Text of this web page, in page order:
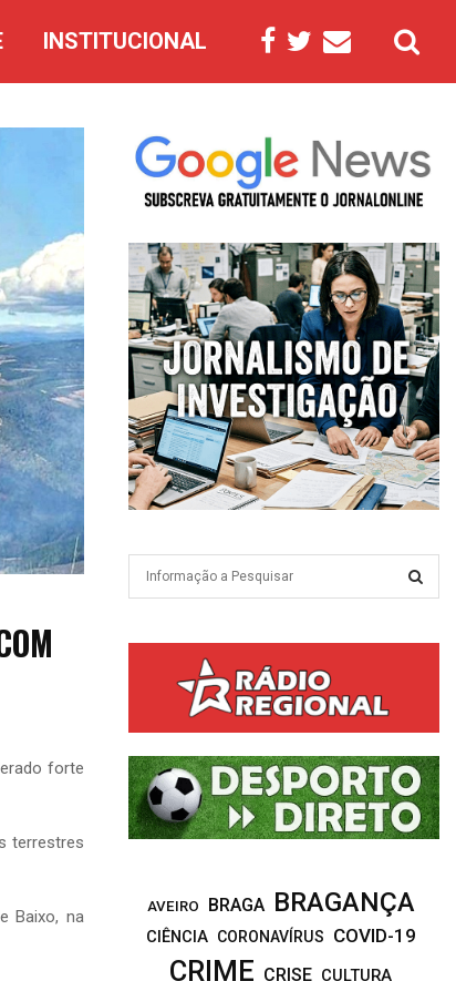
INSTITUCIONAL
forte
terrestres
Baixo, na
o
r
:
R
C
H
AVEIRO BRAGA BRAGANÇA
CIÊNCIA CORONAVÍRUS COVID-19
CRIME CRISE CULTURA